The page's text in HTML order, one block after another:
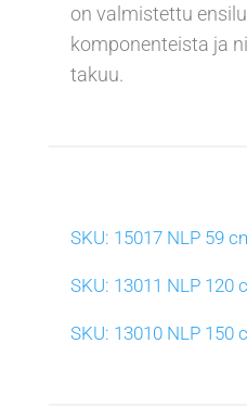
on valmistettu
komponenteista ja
takuu.
SKU: 15017 NLP 59
SKU: 13011 NLP 120
SKU: 13010 NLP 150